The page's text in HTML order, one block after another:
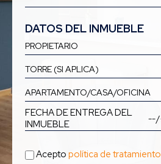
DATOS DEL INMUEBLE
FECHA DE ENTREGA DEL
INMUEBLE
Acepto política de